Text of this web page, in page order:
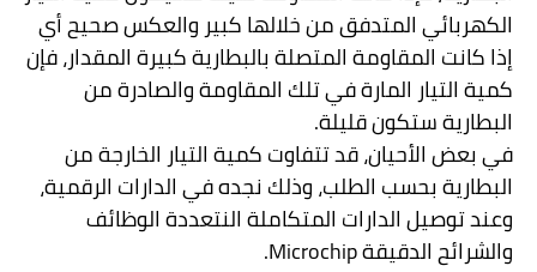
الكهربائي المتدفق من خلالها كبير والعكس صحيح أي
إذا كانت المقاومة المتصلة بالبطارية كبيرة المقدار، فإن
كمية التيار المارة في تلك المقاومة والصادرة من
البطارية ستكون قليلة.
في بعض الأحيان، قد تتفاوت كمية التيار الخارجة من
البطارية بحسب الطلب، وذلك نجده في الدارات الرقمية،
وعند توصيل الدارات المتكاملة النتعددة الوظائف
والشرائح الدقيقةMicrochip
.